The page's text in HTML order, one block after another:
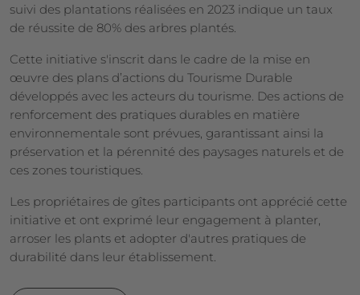
suivi des plantations réalisées en 2023 indique un taux
de réussite de 80% des arbres plantés.
Cette initiative s'inscrit dans le cadre de la mise en
œuvre des plans d’actions du Tourisme Durable
développés avec les acteurs du tourisme. Des actions de
renforcement des pratiques durables en matière
environnementale sont prévues, garantissant ainsi la
préservation et la pérennité des paysages naturels et de
ces zones touristiques.
Les propriétaires de gîtes participants ont apprécié cette
initiative et ont exprimé leur engagement à planter,
arroser les plants et adopter d'autres pratiques de
durabilité dans leur établissement.